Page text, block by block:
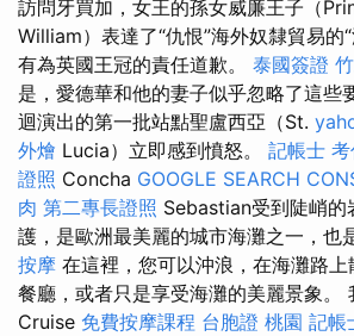
訪問牙買加，女王的孫女威廉王子（
William）表達了“仇恨”海外奴隸貿易的
有為英國王冠的責任道歉。 泰國簽證
是，愛德華和他的妻子似乎忽略了這些
迴演出的第一批站點聖盧西亞（St.
外燴 Lucia）立即感到憤怒。 記帳士 考
證照 Concha GOOGLE SEARCH
肉 第二專長證照 Sebastian受到陡峭的
護，是歐洲最美麗的城市海灘之一，也
按摩 在這裡，您可以沖浪，在海灘路
餐廳，或者只是享受海灘的美麗景象。
Cruise 免費按摩課程 台胞證 桃園 記帳